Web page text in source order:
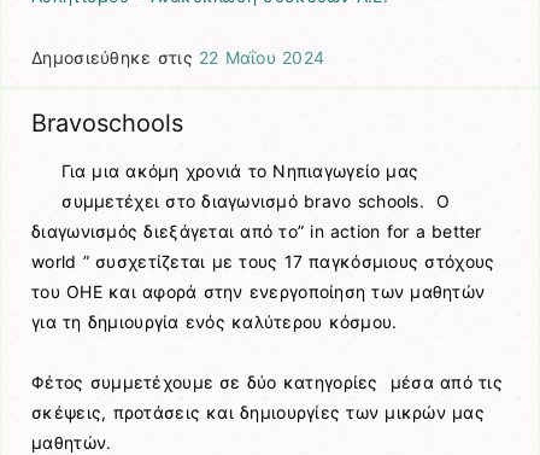
Δημοσιεύθηκε στις 22 Μαΐου 2024
Bravoschools
Για μια ακόμη χρονιά το Νηπιαγωγείο μας
συμμετέχει στο διαγωνισμό bravo schools. Ο
διαγωνισμός διεξάγεται από το” in action for a better
world ” συσχετίζεται με τους 17 παγκόσμιους στόχους
του ΟΗΕ και αφορά στην ενεργοποίηση των μαθητών
για τη δημιουργία ενός καλύτερου κόσμου.
Φέτος συμμετέχουμε σε δύο κατηγορίες μέσα από τις
σκέψεις, προτάσεις και δημιουργίες των μικρών μας
μαθητών.